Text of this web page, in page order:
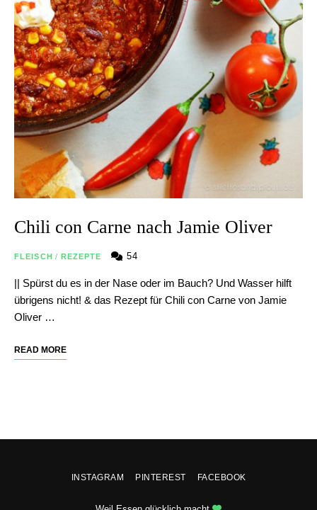
Chili con Carne nach Jamie Oliver
FLEISCH / REZEPTE 54
|| Spürst du es in der Nase oder im Bauch? Und Wasser hilft
übrigens nicht! & das Rezept für Chili con Carne von Jamie
Oliver …
READ MORE
INSTAGRAM PINTEREST FACEBOOK